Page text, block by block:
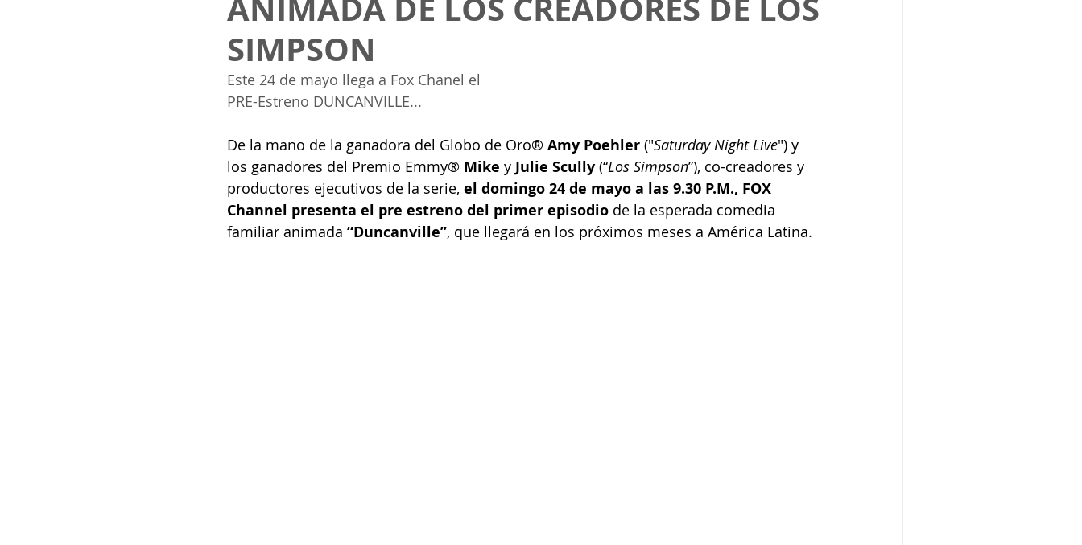
SIMPSON
Este 24 de mayo llega a Fox Chanel el
PRE-Estreno DUNCANVILLE...
De la mano de la ganadora del Globo de Oro® Amy Poehler ("Saturday Night Live") y
los ganadores del Premio Emmy® Mike y Julie Scully (“Los Simpson”), co-creadores y
productores ejecutivos de la serie, el domingo 24 de mayo a las 9.30 P.M., FOX
Channel presenta el pre estreno del primer episodio de la esperada comedia
familiar animada “Duncanville”, que llegará en los próximos meses a América Latina.